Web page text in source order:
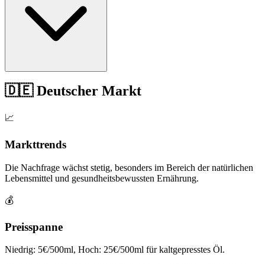
🇩🇪 Deutscher Markt
📈
Markttrends
Die Nachfrage wächst stetig, besonders im Bereich der natürlichen
Lebensmittel und gesundheitsbewussten Ernährung.
💰
Preisspanne
Niedrig: 5€/500ml, Hoch: 25€/500ml für kaltgepresstes Öl.